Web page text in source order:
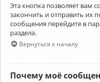
Эта кнопка позволяет вам
закончить и отправить их
сообщения перейдите в
раздела.
Вернуться к началу
Почему моё